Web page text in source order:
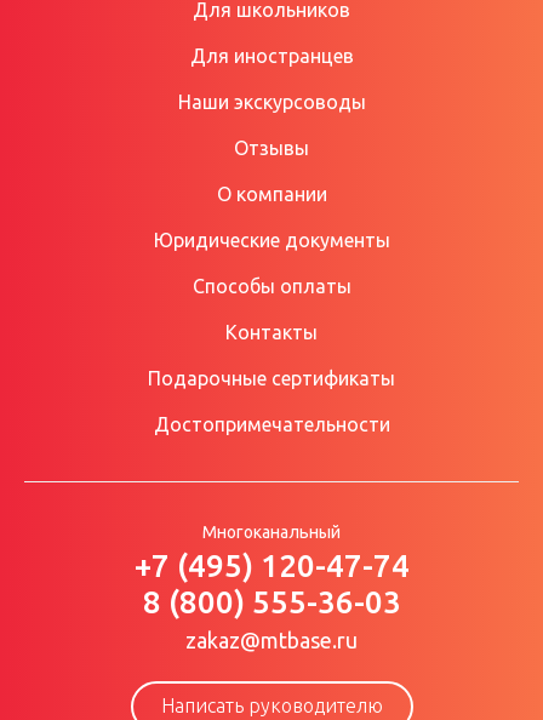
Для школьников
Для иностранцев
Наши экскурсоводы
Отзывы
О компании
Юридические документы
Способы оплаты
Контакты
Подарочные сертификаты
Достопримечательности
Многоканальный
+7 (495) 120-47-74
8 (800) 555-36-03
zakaz@mtbase.ru
Написать руководителю